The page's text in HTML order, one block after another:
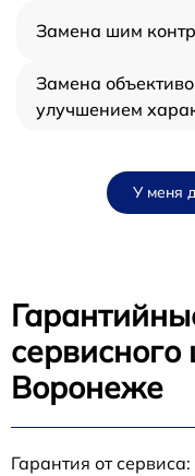
Замена шим
Замена
улучшением
У меня
сервисного
Воронеже
Гарантия от